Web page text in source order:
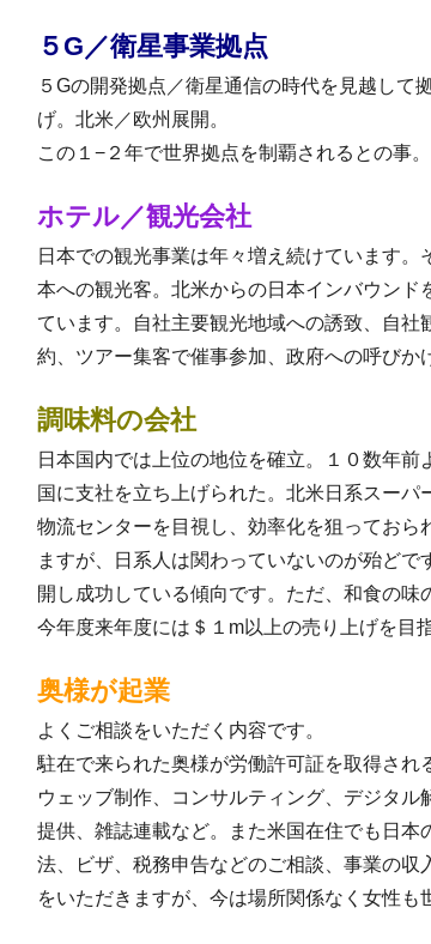
５G／衛星事業拠点
５Gの開発拠点／衛星通信の時代を見越して
げ。北米／欧州展開。
この１−２年で世界拠点を制覇されるとの事。
ホテル／観光会社
日本での観光事業は年々増え続けています
本への観光客。北米からの日本インバウン
ています。自社主要観光地域への誘致、自
約、ツアー集客で催事参加、政府への呼びか
調味料の会社
日本国内では上位の地位を確立。１０数年
国に支社を立ち上げられた。北米日系スー
物流センターを目視し、効率化を狙ってお
ますが、日系人は関わっていないのが殆ど
開し成功している傾向です。ただ、和食の味
今年度来年度には＄１m以上の売り上げを目
奥様が起業
よくご相談をいただく内容です。
駐在で来られた奥様が労働許可証を取得され
ウェッブ制作、コンサルティング、デジタ
提供、雑誌連載など。また米国在住でも日
法、ビザ、税務申告などのご相談、事業の
をいただきますが、今は場所関係なく女性も